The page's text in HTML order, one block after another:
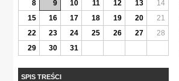
8
9 10 11 12 13
14
15
16 17 18 19 20
21
22
23 24 25 26 27
28
29
30 31
SPIS TREŚCI